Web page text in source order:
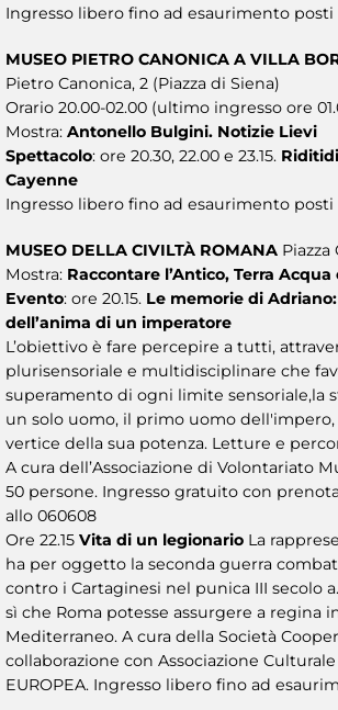
Ingresso libero fino ad esaurimento posti
MUSEO PIETRO CANONICA A VILLA
Pietro Canonica, 2 (Piazza di Siena)
Orario 20.00-02.00 (ultimo ingresso ore
Mostra: Antonello Bulgini. Notizie Lievi
Spettacolo: ore 20.30, 22.00 e 23.15.
Cayenne
Ingresso libero fino ad esaurimento posti
MUSEO DELLA CIVILTÀ ROMANA Piazza
Mostra: Raccontare l’Antico, Terra Acqua
Evento: ore 20.15. Le memorie di
dell’anima di un imperatore
L’obiettivo è fare percepire a tutti,
plurisensoriale e multidisciplinare che
superamento di ogni limite sensoriale,la
un solo uomo, il primo uomo dell'impero,
vertice della sua potenza. Letture e
A cura dell’Associazione di Volontariato
50 persone. Ingresso gratuito con
allo 060608
Ore 22.15 Vita di un legionario La
ha per oggetto la seconda guerra
contro i Cartaginesi nel punica III secolo
sì che Roma potesse assurgere a regina
Mediterraneo. A cura della Società
collaborazione con Associazione Culturale
EUROPEA. Ingresso libero fino ad